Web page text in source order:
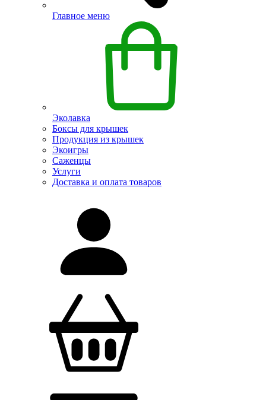
Главное меню
Эколавка
Боксы для крышек
Продукция из крышек
Экоигры
Саженцы
Услуги
Доставка и оплата товаров